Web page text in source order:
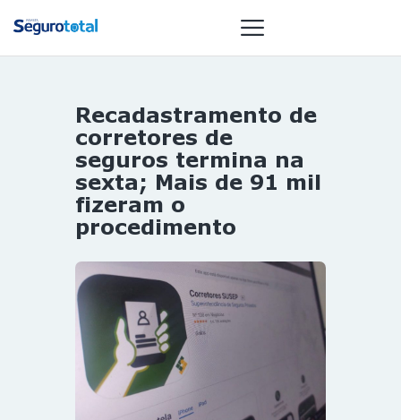
NOTÍCIAS
REVISTA
ESPECIAIS
GAIVOTA DE
OURO
ST SUMMIT
MULHERES
GESTORAS
HOMEST
HOME
Recadastramento de
corretores de
seguros termina na
sexta; Mais de 91 mil
fizeram o
procedimento